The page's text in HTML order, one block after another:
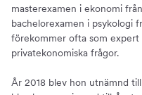
masterexamen i ekonomi
bachelorexamen i psykologi
förekommer ofta som expert
privatekonomiska frågor.
År 2018 blev hon utnämnd